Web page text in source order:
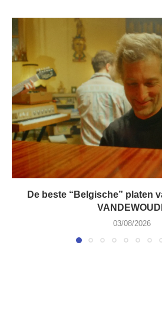
De beste “Belgische” platen
03/08/2026